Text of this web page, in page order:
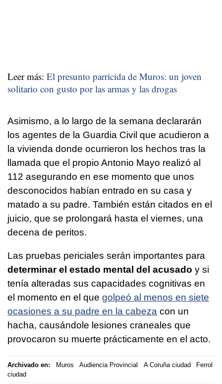
Leer más: El presunto parricida de Muros: un joven
solitario con gusto por las armas y las drogas
Asimismo, a lo largo de la semana declararán
los agentes de la Guardia Civil que acudieron a
la vivienda donde ocurrieron los hechos tras la
llamada que el propio Antonio Mayo realizó al
112 asegurando en ese momento que unos
desconocidos habían entrado en su casa y
matado a su padre. También están citados en el
juicio, que se prolongará hasta el viernes, una
decena de peritos.
Las pruebas periciales serán importantes para
determinar el estado mental del acusado y si
tenía alteradas sus capacidades cognitivas en
el momento en el que golpeó al menos en siete
ocasiones a su padre en la cabeza con un
hacha, causándole lesiones craneales que
provocaron su muerte prácticamente en el acto.
Archivado en: Muros Audiencia Provincial A Coruña ciudad
Ferrol
ciudad